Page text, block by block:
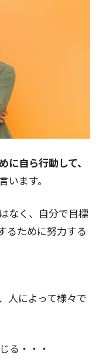
に自ら行動して、
います。
なく、自分で目標
るために努力する
人によって様々で
る・・・